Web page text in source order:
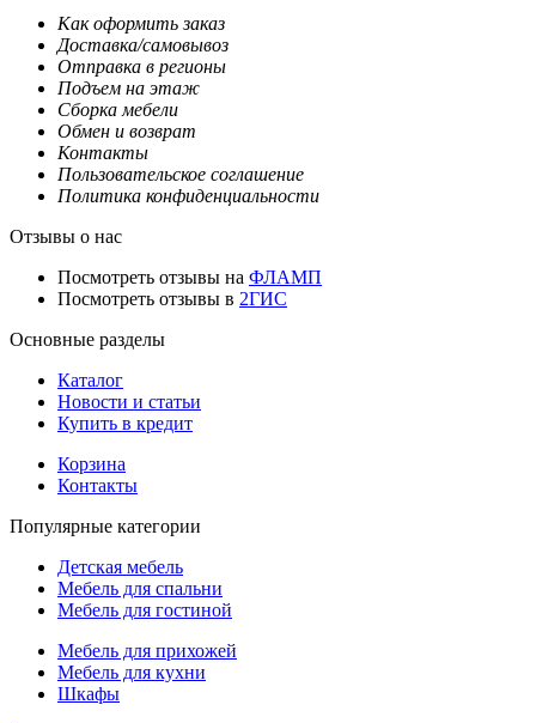
Как оформить заказ
Доставка/самовывоз
Отправка в регионы
Подъем на этаж
Сборка мебели
Обмен и возврат
Контакты
Пользовательское соглашение
Политика конфиденциальности
Отзывы о нас
Посмотреть отзывы на ФЛАМП
Посмотреть отзывы в 2ГИС
Основные разделы
Каталог
Новости и статьи
Купить в кредит
Корзина
Контакты
Популярные категории
Детская мебель
Мебель для спальни
Мебель для гостиной
Мебель для прихожей
Мебель для кухни
Шкафы